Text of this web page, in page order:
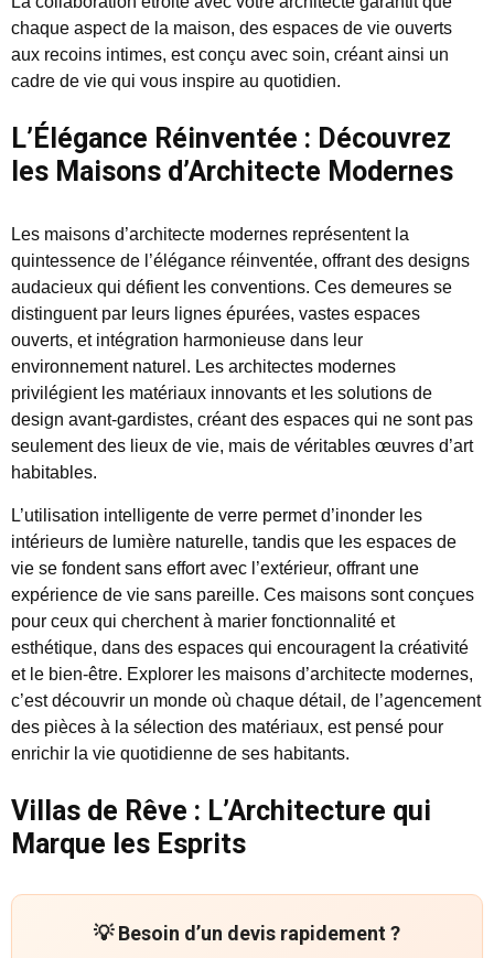
chaque aspect de la maison, des espaces de vie ouverts
aux recoins intimes, est conçu avec soin, créant ainsi un
cadre de vie qui vous inspire au quotidien.
L’Élégance Réinventée : Découvrez
les Maisons d’Architecte Modernes
Les maisons d’architecte modernes représentent la
quintessence de l’élégance réinventée, offrant des designs
audacieux qui défient les conventions. Ces demeures se
distinguent par leurs lignes épurées, vastes espaces
ouverts, et intégration harmonieuse dans leur
environnement naturel. Les architectes modernes
privilégient les matériaux innovants et les solutions de
design avant-gardistes, créant des espaces qui ne sont pas
seulement des lieux de vie, mais de véritables œuvres d’art
habitables.
L’utilisation intelligente de verre permet d’inonder les
intérieurs de lumière naturelle, tandis que les espaces de
vie se fondent sans effort avec l’extérieur, offrant une
expérience de vie sans pareille. Ces maisons sont conçues
pour ceux qui cherchent à marier fonctionnalité et
esthétique, dans des espaces qui encouragent la créativité
et le bien-être. Explorer les maisons d’architecte modernes,
c’est découvrir un monde où chaque détail, de l’agencement
des pièces à la sélection des matériaux, est pensé pour
enrichir la vie quotidienne de ses habitants.
Villas de Rêve : L’Architecture qui
Marque les Esprits
💡 Besoin d’un devis rapidement ?